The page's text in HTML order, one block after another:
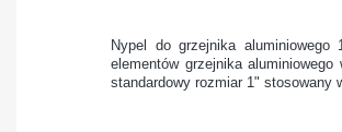
Nypel do grzejnika aluminiowego
elementów grzejnika
standardowy rozmiar 1" stosowany